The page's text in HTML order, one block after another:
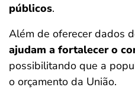
públicos.
Além de oferecer dados
ajudam a fortalecer o
possibilitando que a
o orçamento da União.